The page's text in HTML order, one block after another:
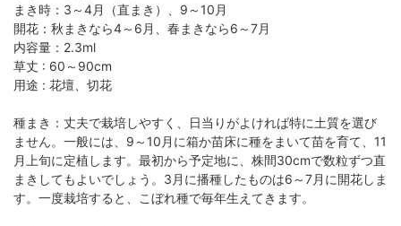
まき時：3～4月（直まき）、9～10月
開花：秋まきなら4～6月、春まきなら6～7月
内容量：2.3ml
草丈 : 60～90cm
用途 : 花壇、切花
種まき：丈夫で栽培しやすく、日当りがよければ特に土質を選び
ません。一般には、9～10月に箱か苗床に種をまいて苗を育て、11
月上旬に定植します。最初から予定地に、株間30cmで数粒ずつ直
まきしてもよいでしょう。3月に播種したものは6～7月に開花しま
す。一度栽培すると、こぼれ種で毎年生えてきます。